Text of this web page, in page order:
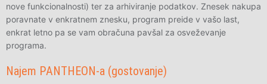
nove funkcionalnosti) ter za arhiviranje podatkov. Znesek nakupa
poravnate v enkratnem znesku, program preide v vašo last,
enkrat letno pa se vam obračuna pavšal za osveževanje
programa.
Najem PANTHEON-a (gostovanje)